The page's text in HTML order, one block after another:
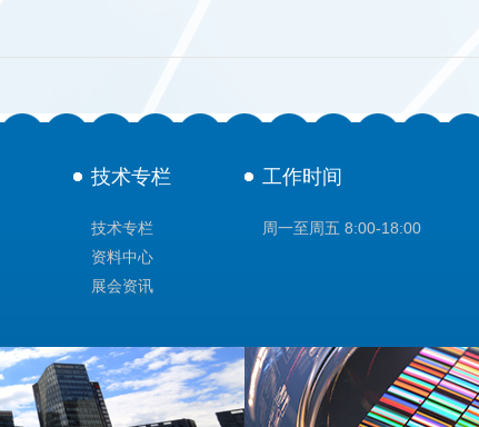
Abnova Active Motif
技术专栏
技术专栏
资料中心
展会资讯
工作时间
周一至周五 8:00-18:00